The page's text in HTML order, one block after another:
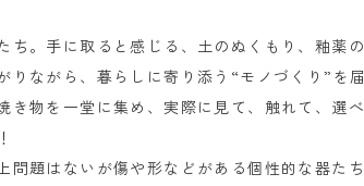
。手に取ると感じる、土のぬくもり、釉薬
ながら、暮らしに寄り添う“モノづくり”を届
物を一堂に集め、実際に見て、触れて、選
題はないが傷や形などがある個性的な器た